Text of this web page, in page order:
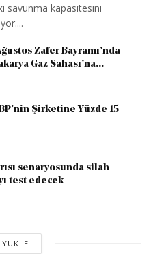
savunma kapasitesini
Zafer Bayramı’nda
Gaz Sahası’na...
Şirketine Yüzde 15
senaryosunda silah
test edecek